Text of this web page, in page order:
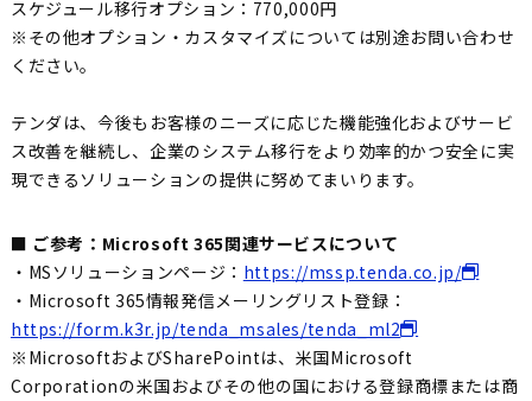
スケジュール移行オプション：770,000円
※その他オプション・カスタマイズについては別途お問い合わせ
ください。
テンダは、今後もお客様のニーズに応じた機能強化およびサービ
ス改善を継続し、企業のシステム移行をより効率的かつ安全に実
現できるソリューションの提供に努めてまいります。
■ ご参考：Microsoft 365関連サービスについて
・MSソリューションページ： https://mssp.tenda.co.jp/
・Microsoft 365情報発信メーリングリスト登録：
https://form.k3r.jp/tenda_msales/tenda_ml2
※MicrosoftおよびSharePointは、米国Microsoft
Corporationの米国およびその他の国における登録商標または商